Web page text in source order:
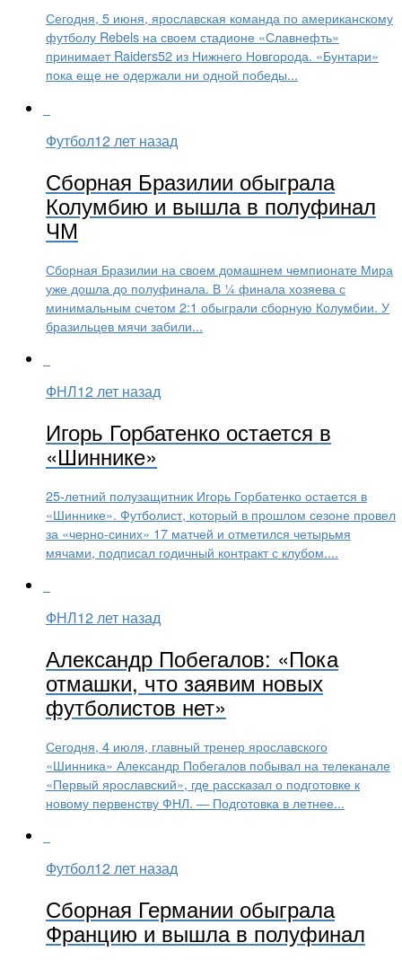
Сегодня, 5 июня, ярославская команда по американскому
футболу Rebels на своем стадионе «Славнефть»
принимает Raiders52 из Нижнего Новгорода. «Бунтари»
пока еще не одержали ни одной победы...
Футбол12 лет назад
Сборная Бразилии обыграла
Колумбию и вышла в полуфинал
ЧМ
Сборная Бразилии на своем домашнем чемпионате Мира
уже дошла до полуфинала. В ¼ финала хозяева с
минимальным счетом 2:1 обыграли сборную Колумбии. У
бразильцев мячи забили...
ФНЛ12 лет назад
Игорь Горбатенко остается в
«Шиннике»
25-летний полузащитник Игорь Горбатенко остается в
«Шиннике». Футболист, который в прошлом сезоне провел
за «черно-синих» 17 матчей и отметился четырьмя
мячами, подписал годичный контракт с клубом....
ФНЛ12 лет назад
Александр Побегалов: «Пока
отмашки, что заявим новых
футболистов нет»
Сегодня, 4 июля, главный тренер ярославского
«Шинника» Александр Побегалов побывал на телеканале
«Первый ярославский», где рассказал о подготовке к
новому первенству ФНЛ. — Подготовка в летнее...
Футбол12 лет назад
Сборная Германии обыграла
Францию и вышла в полуфинал